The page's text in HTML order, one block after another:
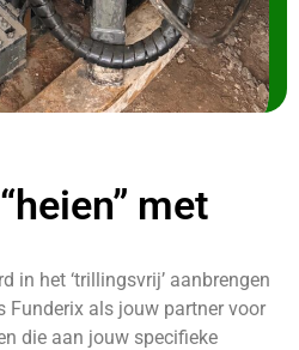
met
in het ‘trillingsvrij’ aanbrengen
Funderix als jouw partner voor
die aan jouw specifieke